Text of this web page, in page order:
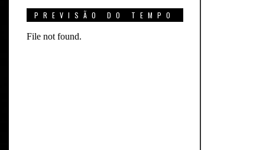
PREVISÃO DO TEMPO